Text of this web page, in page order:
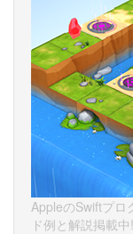
AppleのSwiftプロ
ド例と解説掲載中